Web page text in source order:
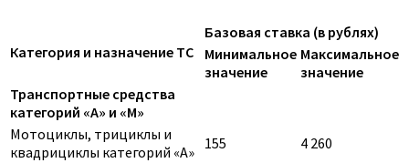
Категория и назначение ТС
Базовая ставка (в рублях)
Минимальное
значение
Максимальное
значение
Транспортные средства
категорий «A» и «M»
Мотоциклы, трициклы и
квадрициклы категорий «A» 155
4 260